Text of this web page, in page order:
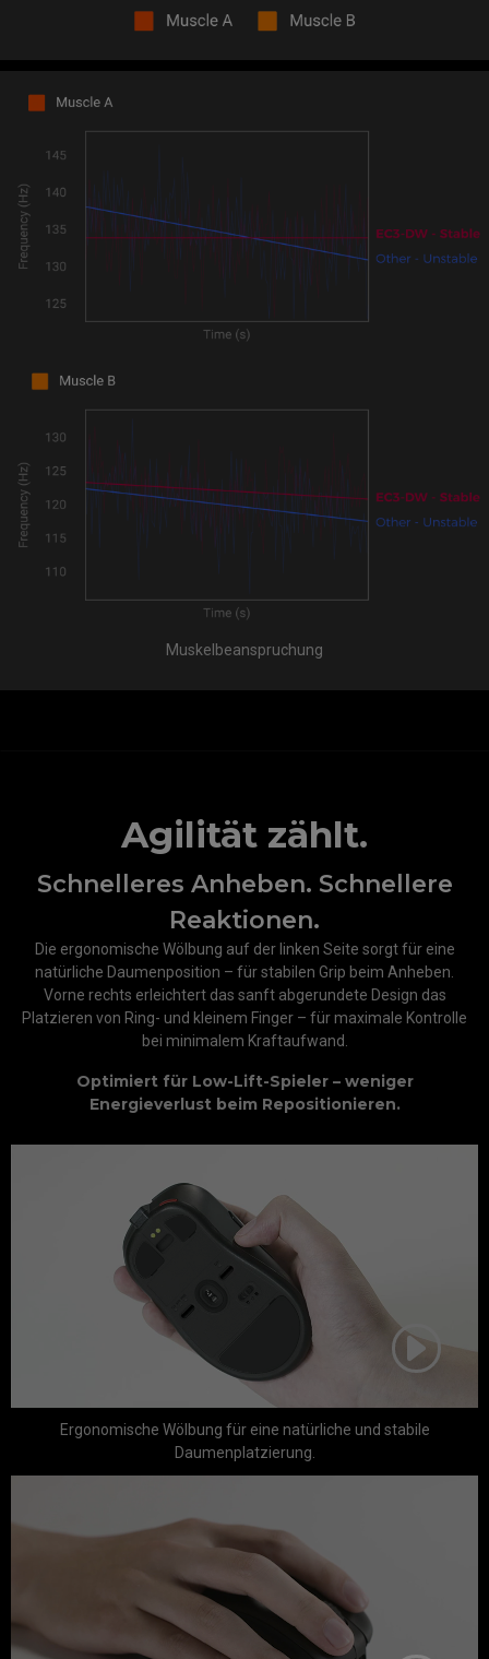
Muskelbeanspruchung
Agilität zählt.
Schnelleres Anheben. Schnellere
Reaktionen.
Die ergonomische Wölbung auf der linken Seite sorgt für eine
natürliche Daumenposition – für stabilen Grip beim Anheben.
Vorne rechts erleichtert das sanft abgerundete Design das
Platzieren von Ring- und kleinem Finger – für maximale Kontrolle
bei minimalem Kraftaufwand.
Optimiert für Low-Lift-Spieler – weniger
Energieverlust beim Repositionieren.
Ergonomische Wölbung für eine natürliche und stabile
Daumenplatzierung.